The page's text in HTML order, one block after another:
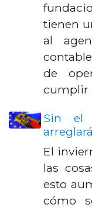
tienen
al
de
cumplir
Sin el
El
las
esto
cómo